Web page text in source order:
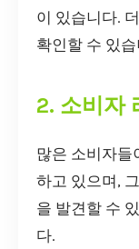
이 있습니다.
확인할 수 있
2. 소비자
많은 소비자들
하고 있으며,
을 발견할 수
다.